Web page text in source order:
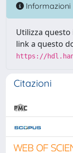
Informazioni
Utilizza
link a questo
https://
Citazioni